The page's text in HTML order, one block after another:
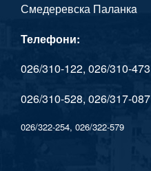
Смедеревска Паланкa
Телефони:
026/310-122, 026/310-473
026/310-528, 026/317-087
026/322-254, 026/322-579